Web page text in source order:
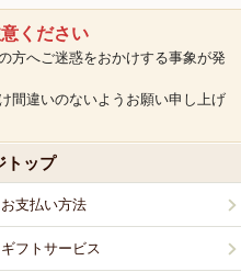
ください
方へご迷惑をおかけする事象が発
間違いのないようお願い申し上げ
トップ
お支払い方法
ギフトサービス